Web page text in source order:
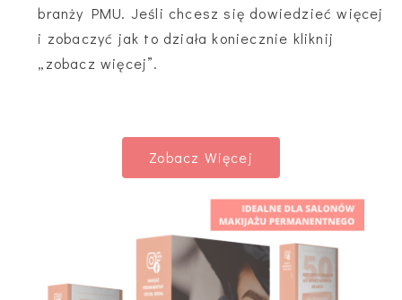
branży PMU. Jeśli chcesz się dowiedzieć więcej
i zobaczyć jak to działa koniecznie kliknij
„zobacz więcej”.
Zobacz Więcej